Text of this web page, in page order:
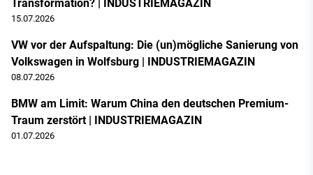
Transformation? | INDUSTRIEMAGAZIN
15.07.2026
VW vor der Aufspaltung: Die (un)mögliche Sanierung von
Volkswagen in Wolfsburg | INDUSTRIEMAGAZIN
08.07.2026
BMW am Limit: Warum China den deutschen Premium-
Traum zerstört | INDUSTRIEMAGAZIN
01.07.2026